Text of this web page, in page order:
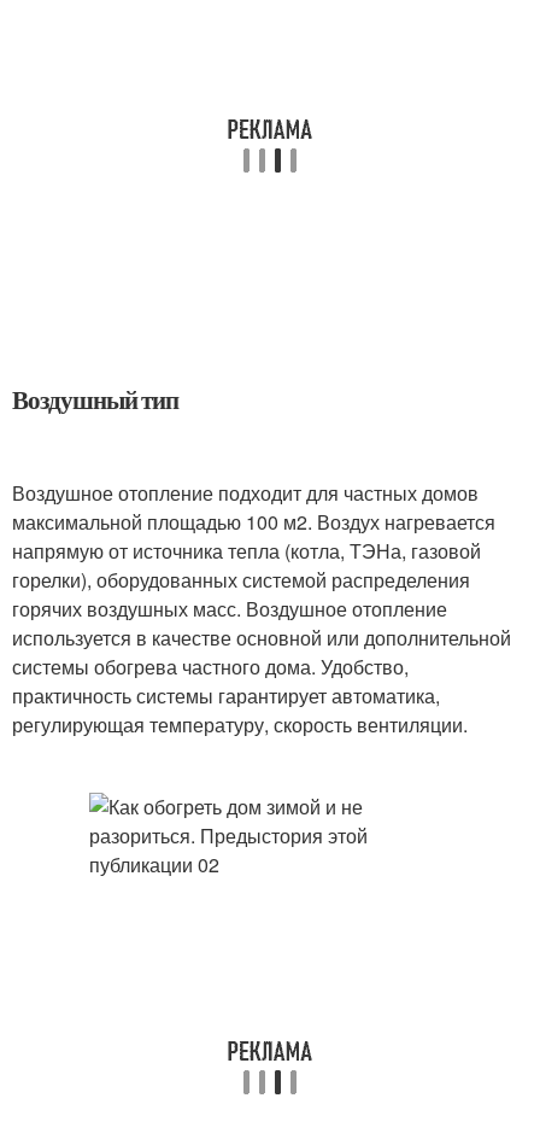
Воздушный тип
Воздушное отопление подходит для частных домов
максимальной площадью 100 м2. Воздух нагревается
напрямую от источника тепла (котла, ТЭНа, газовой
горелки), оборудованных системой распределения
горячих воздушных масс. Воздушное отопление
используется в качестве основной или дополнительной
системы обогрева частного дома. Удобство,
практичность системы гарантирует автоматика,
регулирующая температуру, скорость вентиляции.